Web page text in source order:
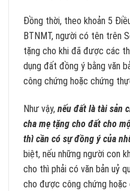
Đồng thời, theo khoản 5
BTNMT, người có tên trên
tặng cho khi đã được các
dụng đất đồng ý bằng văn
công chứng hoặc chứng
Như vậy, nếu đất là tài sản
cha mẹ tặng cho đất cho
thì cần có sự đồng ý của
biệt, nếu những người con
cho thì phải có văn bản uỷ
cho được công chứng hoặc